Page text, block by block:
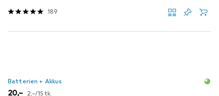
189
Batterien + Akkus
EUR
20,– EUR
2,–/1Stk.